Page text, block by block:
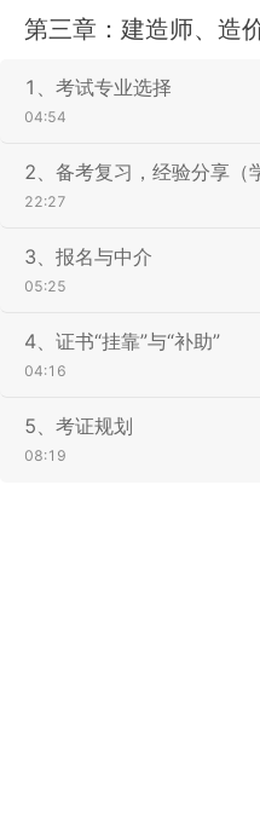
第三章：建造师、造
1、考试专业选择
04:54
2、备考复习，经验分享（
22:27
3、报名与中介
05:25
4、证书“挂靠”与“补助”
04:16
5、考证规划
08:19